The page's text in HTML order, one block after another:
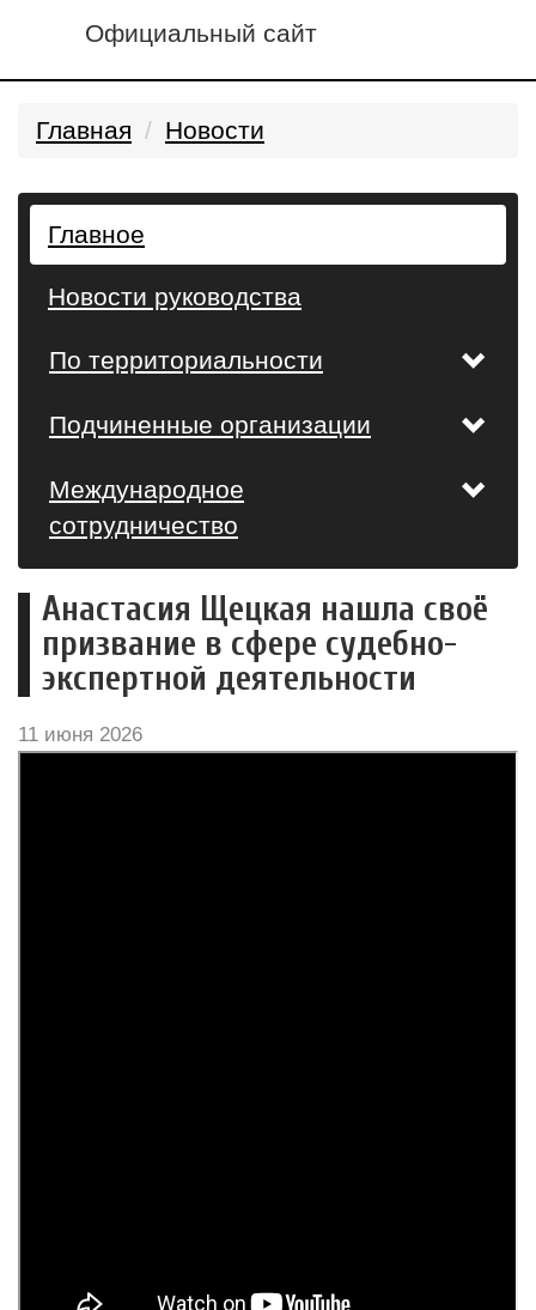
Официальный сайт
Главная Новости
Главное
Новости руководства
По территориальности
Подчиненные организации
Международное
сотрудничество
Анастасия Щецкая нашла своё
призвание в сфере судебно-
экспертной деятельности
11 июня 2026